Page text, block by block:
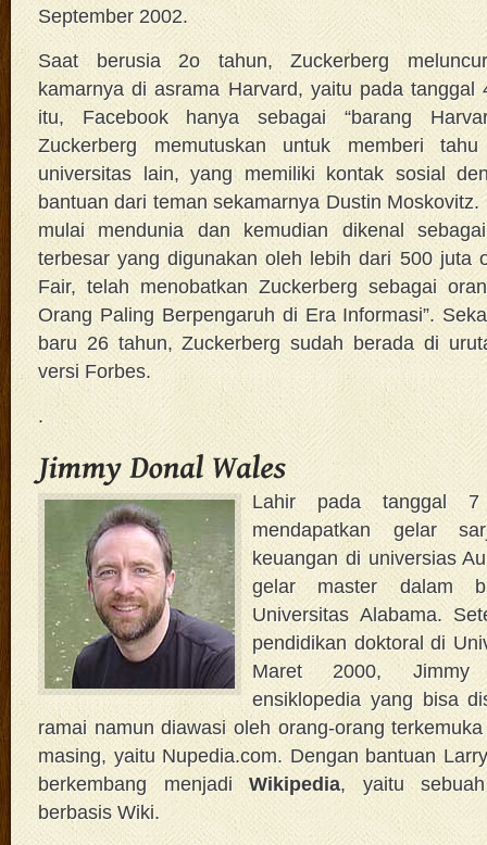
September 2002.
Saat berusia 2o tahun, Zuckerberg
kamarnya di asrama Harvard, yaitu pada tanggal
itu, Facebook hanya sebagai “barang
Zuckerberg memutuskan untuk memberi
universitas lain, yang memiliki kontak sosial
bantuan dari teman sekamarnya Dustin
mulai mendunia dan kemudian dikenal
terbesar yang digunakan oleh lebih dari 500 juta
Fair, telah menobatkan Zuckerberg sebagai
Orang Paling Berpengaruh di Era Informasi”.
baru 26 tahun, Zuckerberg sudah berada di
versi Forbes.
.
Lahir pada tanggal
mendapatkan gelar
keuangan di universias
gelar master dalam
Universitas Alabama.
pendidikan doktoral di
Maret 2000, Jimmy
ensiklopedia yang bisa
ramai namun diawasi oleh orang-orang
masing, yaitu Nupedia.com. Dengan bantuan
berkembang menjadiWikipedia, yaitu
berbasis Wiki.